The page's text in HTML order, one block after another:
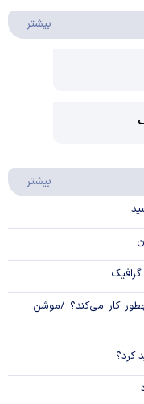
بیشتر
بیشتر
کار می‌کند؟ /موشن
کرد؟